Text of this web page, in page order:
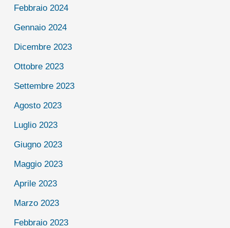
Febbraio 2024
Gennaio 2024
Dicembre 2023
Ottobre 2023
Settembre 2023
Agosto 2023
Luglio 2023
Giugno 2023
Maggio 2023
Aprile 2023
Marzo 2023
Febbraio 2023